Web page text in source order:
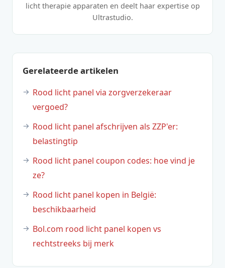
licht therapie apparaten en deelt haar expertise op
Ultrastudio.
Gerelateerde artikelen
Rood licht panel via zorgverzekeraar
vergoed?
Rood licht panel afschrijven als ZZP'er:
belastingtip
Rood licht panel coupon codes: hoe vind je
ze?
Rood licht panel kopen in België:
beschikbaarheid
Bol.com rood licht panel kopen vs
rechtstreeks bij merk